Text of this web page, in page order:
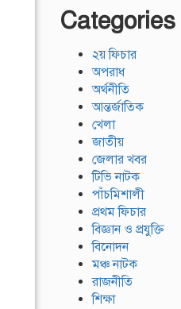
Categories
২য় ফিচার
অপরাধ
অর্থনীতি
আন্তর্জাতিক
খেলা
জাতীয়
জেলার খবর
টিভি নাটক
পাঁচমিশালী
প্রথম ফিচার
বিজ্ঞান ও প্রযুক্তি
বিনোদন
মঞ্চ নাটক
রাজনীতি
শিক্ষা